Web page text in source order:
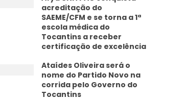
acreditação do
SAEME/CFM e se torna a 1ª
escola médica do
Tocantins a receber
certificação de excelência
Ataídes Oliveira será o
nome do Partido Novo na
corrida pelo Governo do
Tocantins